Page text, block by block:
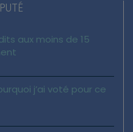
aux moins de 15
j’ai voté pour ce